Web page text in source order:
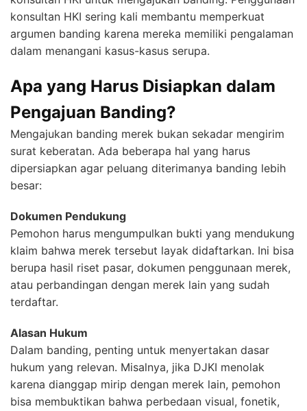
konsultan HKI sering kali membantu memperkuat
argumen banding karena mereka memiliki pengalaman
dalam menangani kasus-kasus serupa.
Apa yang Harus Disiapkan dalam
Pengajuan Banding?
Mengajukan banding merek bukan sekadar mengirim
surat keberatan. Ada beberapa hal yang harus
dipersiapkan agar peluang diterimanya banding lebih
besar:
Dokumen Pendukung
Pemohon harus mengumpulkan bukti yang mendukung
klaim bahwa merek tersebut layak didaftarkan. Ini bisa
berupa hasil riset pasar, dokumen penggunaan merek,
atau perbandingan dengan merek lain yang sudah
terdaftar.
Alasan Hukum
Dalam banding, penting untuk menyertakan dasar
hukum yang relevan. Misalnya, jika DJKI menolak
karena dianggap mirip dengan merek lain, pemohon
bisa membuktikan bahwa perbedaan visual, fonetik,